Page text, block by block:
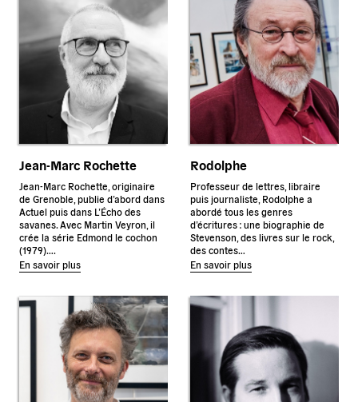
Jean-Marc Rochette
Jean-Marc Rochette, originaire
de Grenoble, publie d’abord dans
Actuel puis dans L’Écho des
savanes. Avec Martin Veyron, il
crée la série Edmond le cochon
(1979)….
En savoir plus
Rodolphe
Professeur de lettres, libraire
puis journaliste, Rodolphe a
abordé tous les genres
d’écritures : une biographie de
Stevenson, des livres sur le rock,
des contes…
En savoir plus